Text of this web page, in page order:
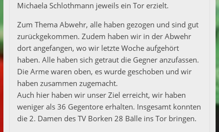
Michaela Schlothmann jeweils ein Tor erzielt.
Zum Thema Abwehr, alle haben gezogen und sind gut
zurückgekommen. Zudem haben wir in der Abwehr
dort angefangen, wo wir letzte Woche aufgehört
haben. Alle haben sich getraut die Gegner anzufassen.
Die Arme waren oben, es wurde geschoben und wir
haben zusammen zugemacht.
Auch hier haben wir unser Ziel erreicht, wir haben
weniger als 36 Gegentore erhalten. Insgesamt konnten
die 2. Damen des TV Borken 28 Bälle ins Tor bringen.